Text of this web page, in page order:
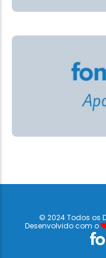
© 2024 Todos os
Desenvolvido com o